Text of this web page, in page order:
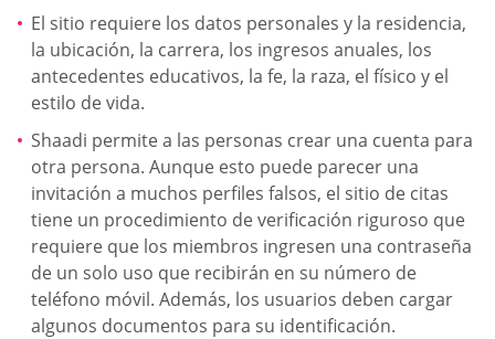
El sitio requiere los datos personales y la residencia,
la ubicación, la carrera, los ingresos anuales, los
antecedentes educativos, la fe, la raza, el físico y el
estilo de vida.
Shaadi permite a las personas crear una cuenta para
otra persona. Aunque esto puede parecer una
invitación a muchos perfiles falsos, el sitio de citas
tiene un procedimiento de verificación riguroso que
requiere que los miembros ingresen una contraseña
de un solo uso que recibirán en su número de
teléfono móvil. Además, los usuarios deben cargar
algunos documentos para su identificación.